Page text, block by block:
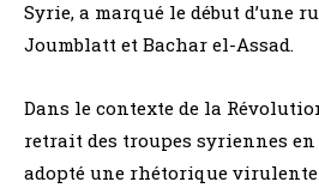
Syrie, a marqué le début d’une
Joumblatt et Bachar el-Assad.
Dans le contexte de la
retrait des troupes syriennes en
adopté une rhétorique virulente